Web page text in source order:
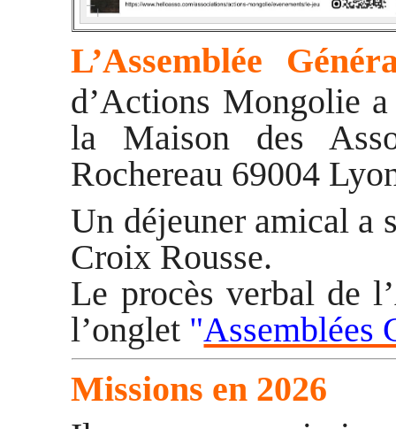
L’Assemblée
d’Actions Mongolie
la Maison des
Rochereau 69004
Un déjeuner amical a
Croix Rousse.
Le procès verbal de
l’onglet "Assemblées
Missions en 2026